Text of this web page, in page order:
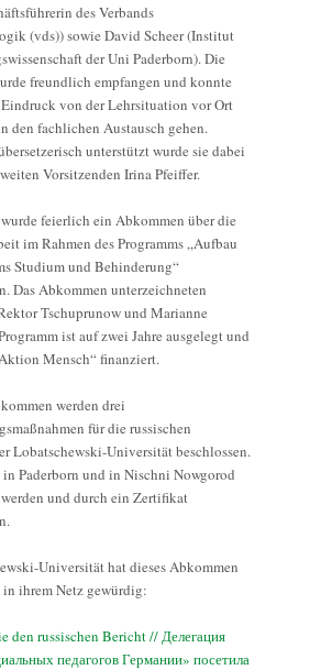
des Verbands
(vds)) sowie David Scheer (Institut
der Uni Paderborn). Die
freundlich empfangen und konnte
von der Lehrsituation vor Ort
den fachlichen Austausch gehen.
unterstützt wurde sie dabei
Vorsitzenden Irina Pfeiffer.
feierlich ein Abkommen über die
im Rahmen des Programms „Aufbau
Studium und Behinderung“
Das Abkommen unterzeichneten
Tschuprunow und Marianne
ist auf zwei Jahre ausgelegt und
Mensch“ finanziert.
werden drei
für die russischen
Lobatschewski-Universität beschlossen.
in Paderborn und in Nischni Nowgorod
und durch ein Zertifikat
Universität hat dieses Abkommen
in ihrem Netz gewürdig:
den russischen Bericht // Делегация
педагогов Германии» посетила